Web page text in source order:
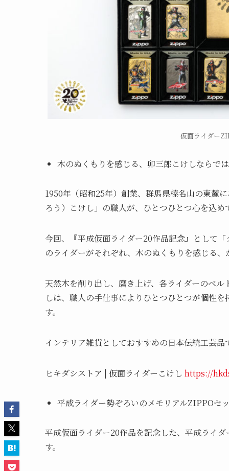
仮面ライダー
木のぬくもりを感じる、卯三郎こけしならで
1950年（昭和25年）創業、群馬県榛名山の東麓
ろう）こけし」の職人が、ひとつひとつ心を込
今回、『平成仮面ライダー20作品記念』として
のライダーがそれぞれ、木のぬくもりを感じる
天然木を削り出し、磨き上げ、各ライダーのベ
しは、職人の手仕事によりひとつひとつが個性
す。
インテリア雑貨としておすすめの日本伝統工芸品
ヒキダシストア | 仮面ライダーこけし https://
平成ライダー勢ぞろいのメモリアルZIPPOセ
平成仮面ライダー20作品を記念した、平成ライ
す。